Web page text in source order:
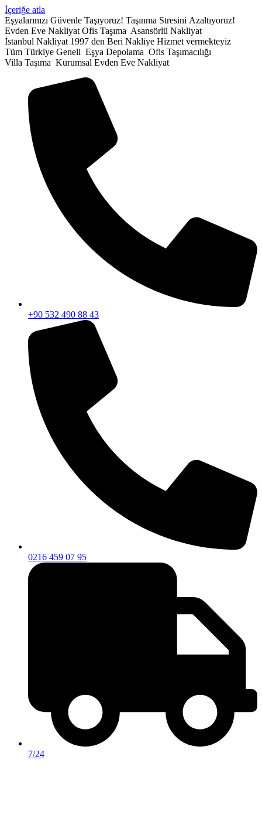
İçeriğe atla
Eşyalarınızı Güvenle Taşıyoruz! Taşınma Stresini Azaltıyoruz!
Evden Eve Nakliyat Ofis Taşıma Asansörlü Nakliyat
İstanbul Nakliyat 1997 den Beri Nakliye Hizmet vermekteyiz
Tüm Türkiye Geneli Eşya Depolama Ofis Taşımacılığı
Villa Taşıma Kurumsal Evden Eve Nakliyat
+90 532 490 88 43
0216 459 07 95
7/24